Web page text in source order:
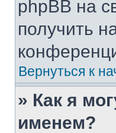
phpBB на
получить
Вернуться к
» Как я
именем?